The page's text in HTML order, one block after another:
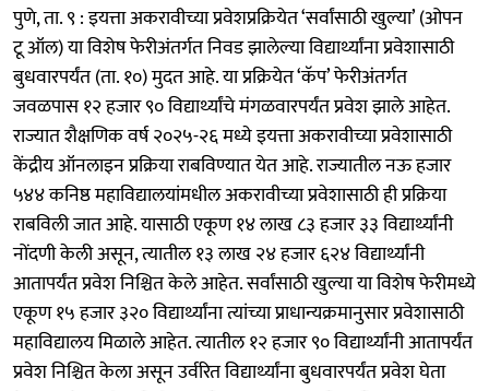
पुणे, ता. ९ : इयत्ता अकरावीच्या प्रवेशप्रक्रियेत ‘सर्वांसाठी खुल्या’ (ओपन
टू ऑल) या विशेष फेरीअंतर्गत निवड झालेल्या विद्यार्थ्यांना प्रवेशासाठी
बुधवारपर्यंत (ता. १०) मुदत आहे. या प्रक्रियेत ‘कॅप’ फेरीअंतर्गत
जवळपास १२ हजार ९० विद्यार्थ्यांचे मंगळवारपर्यंत प्रवेश झाले आहेत.
राज्यात शैक्षणिक वर्ष २०२५-२६ मध्ये इयत्ता अकरावीच्या प्रवेशासाठी
केंद्रीय ऑनलाइन प्रक्रिया राबविण्यात येत आहे. राज्यातील नऊ हजार
५४४ कनिष्ठ महाविद्यालयांमधील अकरावीच्या प्रवेशासाठी ही प्रक्रिया
राबविली जात आहे. यासाठी एकूण १४ लाख ८३ हजार ३३ विद्यार्थ्यांनी
नोंदणी केली असून, त्यातील १३ लाख २४ हजार ६२४ विद्यार्थ्यांनी
आतापर्यंत प्रवेश निश्चित केले आहेत. सर्वांसाठी खुल्या या विशेष फेरीमध्ये
एकूण १५ हजार ३२० विद्यार्थ्यांना त्यांच्या प्राधान्यक्रमानुसार प्रवेशासाठी
महाविद्यालय मिळाले आहेत. त्यातील १२ हजार ९० विद्यार्थ्यांनी आतापर्यंत
प्रवेश निश्चित केला असून उर्वरित विद्यार्थ्यांना बुधवारपर्यंत प्रवेश घेता